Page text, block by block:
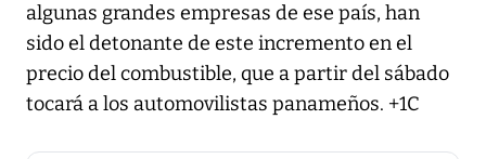
algunas grandes empresas de ese país, han
sido el detonante de este incremento en el
precio del combustible, que a partir del sábado
tocará a los automovilistas panameños. +1C